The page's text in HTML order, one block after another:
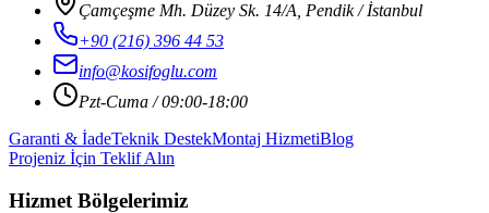
Çamçeşme Mh. Düzey Sk. 14/A, Pendik / İstanbul
+90 (216) 396 44 53
info@kosifoglu.com
Pzt-Cuma / 09:00-18:00
Garanti & İadeTeknik DestekMontaj HizmetiBlog
Projeniz İçin Teklif Alın
Hizmet Bölgelerimiz